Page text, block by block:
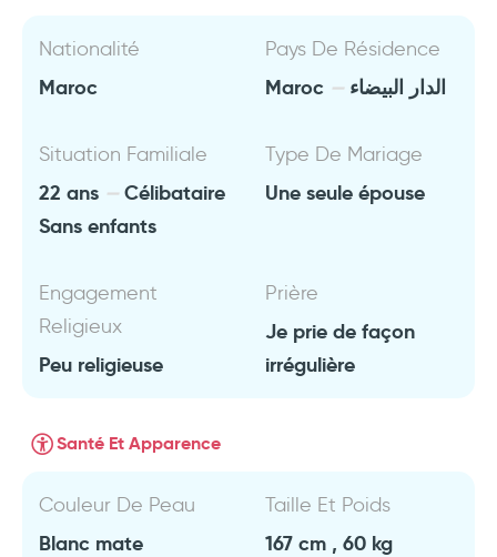
Nationalité
Maroc
Pays De Résidence
Maroc الدار البيضاء
Situation Familiale
22 ans
Célibataire
Sans enfants
Type De Mariage
Une seule épouse
Engagement
Religieux
Peu religieuse
Prière
Je prie de façon
irrégulière
Santé Et Apparence
Couleur De Peau
Blanc mate
Taille Et Poids
167 cm , 60 kg